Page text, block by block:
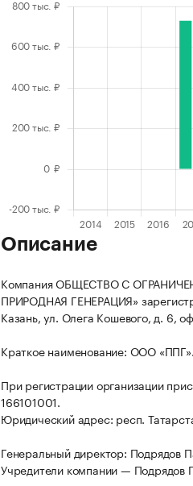
Описание
Компания ОБЩЕСТВО С
ПРИРОДНАЯ ГЕНЕРАЦИЯ»
Казань, ул. Олега Кошевого, д. 6,
Краткое наименование: ООО «ППГ».
При регистрации организации
166101001.
Юридический адрес: респ.
Генеральный директор: Подрядов
Учредители компании — Подрядов